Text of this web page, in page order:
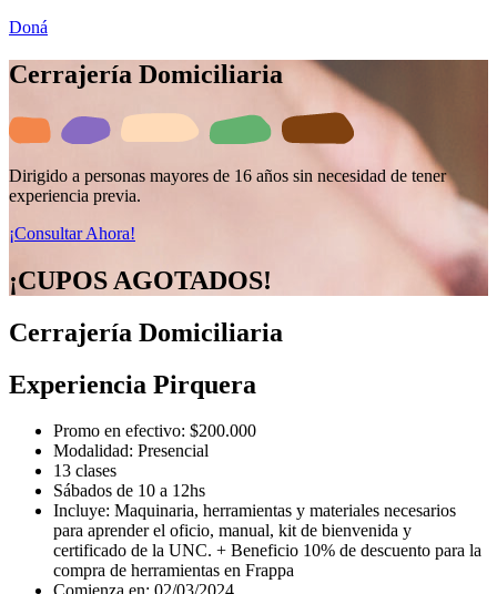
Doná
Cerrajería Domiciliaria
Dirigido a personas mayores de 16 años sin necesidad de tener
experiencia previa.
¡Consultar Ahora!
¡CUPOS AGOTADOS!
Cerrajería Domiciliaria
Experiencia Pirquera
Promo en efectivo: $200.000
Modalidad: Presencial
13 clases
Sábados de 10 a 12hs
Incluye: Maquinaria, herramientas y materiales necesarios
para aprender el oficio, manual, kit de bienvenida y
certificado de la UNC. + Beneficio 10% de descuento para la
compra de herramientas en Frappa